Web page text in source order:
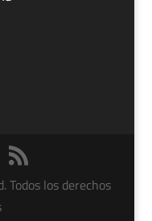
Todos los derechos